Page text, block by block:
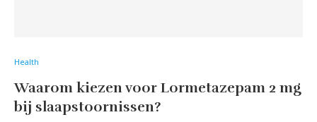
Health
Waarom kiezen voor Lormetazepam 2 mg
bij slaapstoornissen?